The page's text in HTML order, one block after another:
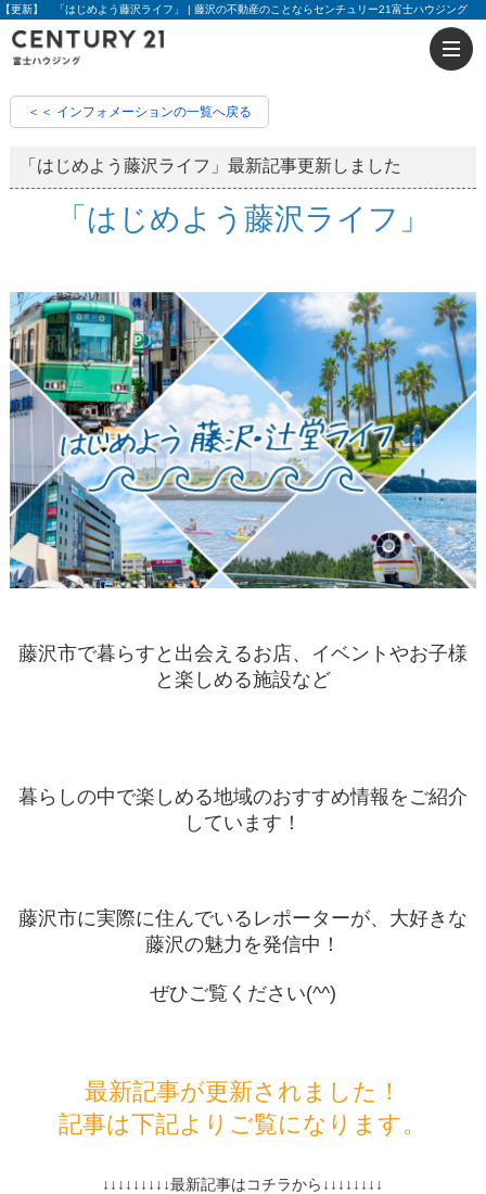
【更新】 「はじめよう藤沢ライフ」 | 藤沢の不動産のことならセンチュリー21富士ハウジング
＜＜ インフォメーションの一覧へ戻る
「はじめよう藤沢ライフ」最新記事更新しました
「はじめよう藤沢ライフ」
藤沢市で暮らすと出会えるお店、イベントやお子様
と楽しめる施設など
暮らしの中で楽しめる地域のおすすめ情報をご紹介
しています！
藤沢市に実際に住んでいるレポーターが、大好きな
藤沢の魅力を発信中！
ぜひご覧ください(^^)
最新記事が更新されました！
記事は下記よりご覧になります。
↓↓↓↓↓↓↓↓↓最新記事はコチラから↓↓↓↓↓↓↓↓